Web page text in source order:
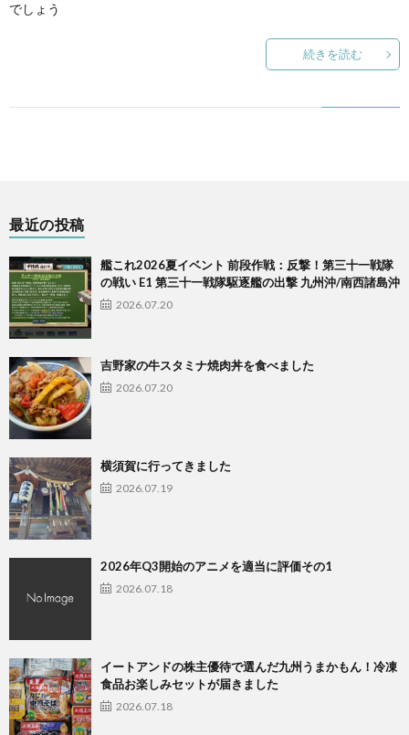
でしょう
続きを読む
最近の投稿
艦これ2026夏イベント 前段作戦：反撃！第三十一戦隊
の戦い E1 第三十一戦隊駆逐艦の出撃 九州沖/南西諸島沖
2026.07.20
吉野家の牛スタミナ焼肉丼を食べました
2026.07.20
横須賀に行ってきました
2026.07.19
2026年Q3開始のアニメを適当に評価その1
2026.07.18
イートアンドの株主優待で選んだ九州うまかもん！冷凍
食品お楽しみセットが届きました
2026.07.18